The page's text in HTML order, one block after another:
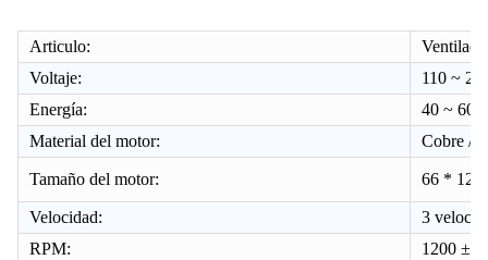
Articulo:
Voltaje:
110 ~
Energía:
40 ~
Material del motor:
Cobre /
Tamaño del motor: 66 * 12
Velocidad:
3
RPM:
1200 ±